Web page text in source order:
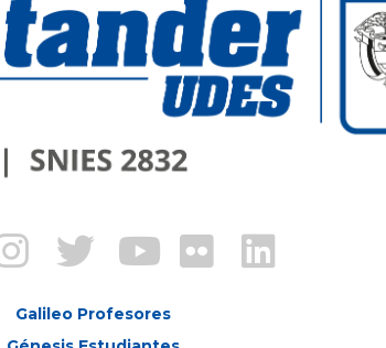
Galileo Profesores